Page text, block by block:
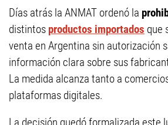
Días atrás la ANMAT ordenó la
distintos productos importados que
venta en Argentina sin autorización
información clara sobre sus
La medida alcanza tanto a
plataformas digitales.